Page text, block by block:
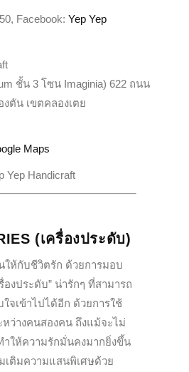
Facebook: Yep Yep
ชั้น 3 โซน Imaginia) 622 ถนน
ตัน เขตคลองเตย
Maps
Yep Handicraft
(เครื่องประดับ)
ให้กับชีวิตรัก ด้วยการมอบ
องประดับ” น่ารักๆ ที่สามารถ
จเข้าไปได้อีก ด้วยการใช้
หว่างคนสองคน ถึงแม้จะไม่
ให้ความรักมั่นคงมากยิ่งขึ้น
เติมความแสนพิเศษด้วย